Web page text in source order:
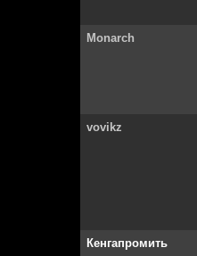
Monarch
vovikz
Кенгапромить